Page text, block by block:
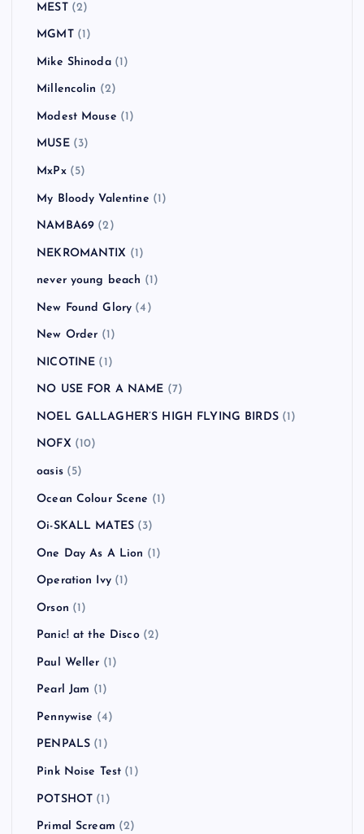
MEST(2)
MGMT(1)
Mike Shinoda(1)
Millencolin (2)
Modest Mouse (1)
MUSE(3)
MxPx(5)
My Bloody Valentine (1)
NAMBA69 (2)
NEKROMANTIX (1)
never young beach (1)
New Found Glory (4)
New Order (1)
NICOTINE (1)
NO USE FOR A NAME (7)
NOEL GALLAGHER’S HIGH FLYING BIRDS(1)
NOFX (10)
oasis(5)
Ocean Colour Scene (1)
Oi-SKALL MATES (3)
One Day As A Lion (1)
Operation Ivy(1)
Orson (1)
Panic! at the Disco(2)
Paul Weller (1)
Pearl Jam (1)
Pennywise (4)
PENPALS (1)
Pink Noise Test (1)
POTSHOT (1)
Primal Scream (2)